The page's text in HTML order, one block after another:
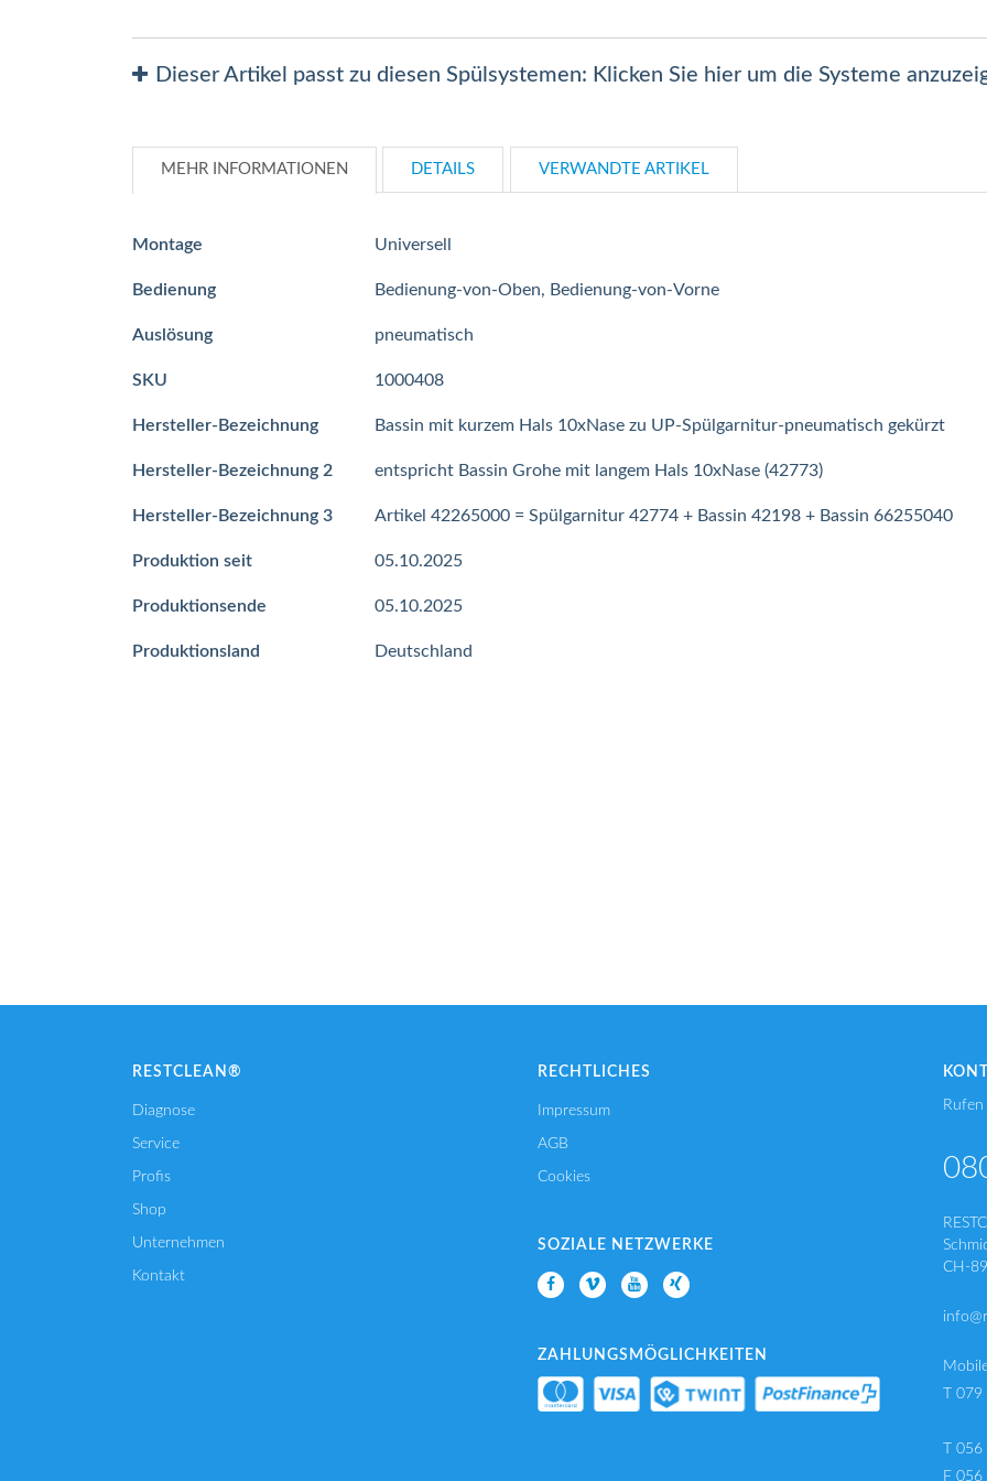
Dieser Artikel passt zu diesen Spülsystemen: Klicken Sie hier um die Systeme
MEHR INFORMATIONEN
Mehr
Montage Universell
Bedienung Bedienung-von-Oben, Bedienung-von-Vorne
Auslösung pneumatisch
SKU 1000408
Hersteller-Bezeichnung Bassin mit kurzem Hals 10xNase zu UP-Spülgarnitur-pneumatisch gekürzt
Hersteller-Bezeichnung 2 entspricht Bassin Grohe mit langem Hals 10xNase (42773)
Hersteller-Bezeichnung 3 Artikel 42265000 = Spülgarnitur 42774 + Bassin 42198 + Bassin 66255040
Produktion seit 05.10.2025
Produktionsende 05.10.2025
Produktionsland Deutschland
DETAILS VERWANDTE ARTIKEL
RESTCLEAN®
Diagnose
Service
Profis
Shop
Unternehmen
Kontakt
RECHTLICHES
Impressum
AGB
Cookies
SOZIALE NETZWERKE
ZAHLUNGSMÖGLICHKEITEN
CH-
T
T
F